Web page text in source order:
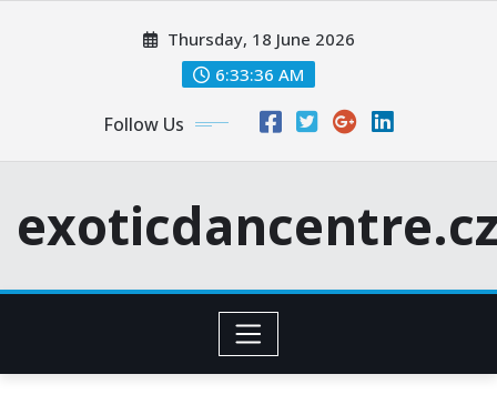
Thursday, 18 June 2026
6:33:37 AM
Follow Us